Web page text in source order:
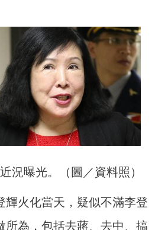
況曝光。（圖／資料照）
輝火化當天，疑似不滿李登
所為，包括去蔣、去中、搞